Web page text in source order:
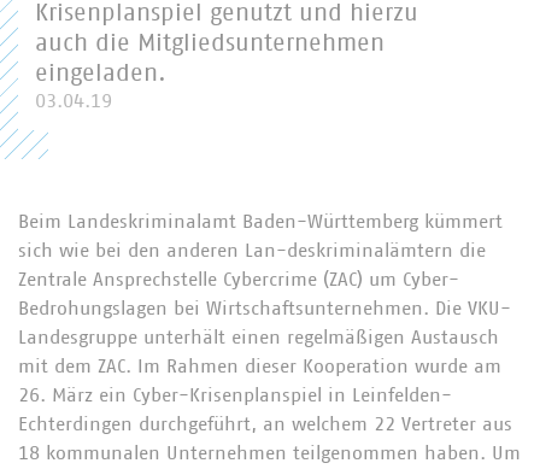
Krisenplanspiel genutzt und hierzu
auch die Mitgliedsunternehmen
eingeladen.
03.04.19
Beim Landeskriminalamt Baden-Württemberg kümmert
sich wie bei den anderen Lan-deskriminalämtern die
Zentrale Ansprechstelle Cybercrime (ZAC) um Cyber-
Bedrohungslagen bei Wirtschaftsunternehmen. Die VKU-
Landesgruppe unterhält einen regelmäßigen Austausch
mit dem ZAC. Im Rahmen dieser Kooperation wurde am
26. März ein Cyber-Krisenplanspiel in Leinfelden-
Echterdingen durchgeführt, an welchem 22 Vertreter aus
18 kommunalen Unternehmen teilgenommen haben. Um